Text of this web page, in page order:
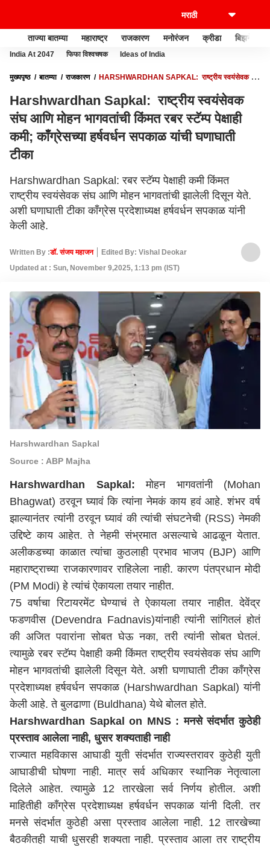
ताज्या बातम्या महाराष्ट्र राजकारण मनोरंजन क्रीडा बिझनेस
India At 2047 फिफा विश्वचषक Ideas of India
मुख्यपृष्ठ बातम्या राजकारण
HARSHWARDHAN SAPKAL: राष्ट्रीय स्वयंसेवक संघ
टीका
Harshwardhan Sapkal: राष्ट्रीय स्वयंसेवक
संघ आणि मोहन भागवतांची किंमत रबर स्टॅम्प पेक्षाही
कमी; काँग्रेसच्या हर्षवर्धन सपकाळ यांची घणाघाती
टीका
Harshwardhan Sapkal: रबर स्टॅम्प पेक्षाही कमी किंमत
राष्ट्रीय स्वयंसेवक संघ आणि मोहन भागवतांची झालेली दिसून येते.
अशी घणाघाती टीका काँग्रेस प्रदेशाध्यक्ष हर्षवर्धन सपकाळ यांनी
केली आहे.
Written By :डॉ. संजय महाजन
Edited By: Vishal Deokar
Updated at : Sun, November 9,2025, 1:13 pm (IST)
Harshwardhan Sapkal
Source : ABP Majha
Harshwardhan Sapkal:मोहन भागवतांनी (Mohan
Bhagwat) ठरवून घ्यावंकित्यांनानेमकंकाय हवं आहे. शंभर वर्ष
झाल्यानंतर त्यांनी ठरवून घ्यावं की त्यांची संघटनेची (RSS) नेमकी
उद्दिष्टे काय आहेत. ते नेहमी संभ्रमात असल्याचेआढळून येतात.
अलीकडच्या काळात त्यांचा कुठलाही प्रभाव भाजप (BJP) आणि
महाराष्ट्राच्या राजकारणावर राहिलेला नाही. कारणपंतप्रधान मोदी
(PM Modi)हे त्यांचंऐकायला तयार नाहीत.
75 वर्षाचा रिटायरमेंट घेण्याचं ते ऐकायला तयार नाहीत. देवेंद्र
फडणवीस (Devendra Fadnavis)यांनाही त्यांनी सांगितलं होतं
की अजित पवारांना सोबत घेऊ नका, तरी त्यांनी सोबत घेतलं.
त्यामुळे रबर स्टॅम्प पेक्षाही कमी किंमत राष्ट्रीय स्वयंसेवक संघ आणि
मोहन भागवतांची झालेली दिसून येते.अशी घणाघाती टीकाकाँग्रेस
प्रदेशाध्यक्ष हर्षवर्धन सपकाळ (Harshwardhan Sapkal) यांनी
केली आहे.ते बुलढाणा(Buldhana)येथे बोलत होते.
Harshwardhan Sapkal on MNS : मनसे संदर्भातकुठेही
प्रस्ताव आलेला नाही, धुसर शक्यताही नाही
राज्यातमहविकास आघाडी युतीसंदर्भातराज्यस्तरावर कुठेही युती
आघाडीची घोषणा नाही. मात्र सर्व अधिकार स्थानिक नेतृत्वाला
दिलेले आहेत.त्यामुळे 12 तारखेला सर्व निर्णय होतील. अशी
माहितीहीकाँग्रेस प्रदेशाध्यक्ष हर्षवर्धन सपकाळ यांनी दिली.तर
मनसे संदर्भातकुठेही असा प्रस्ताव आलेला नाही. 12 तारखेच्या
बैठकीतही याची धुसरही शक्यता नाही. प्रस्ताव आला तर राष्ट्रीय